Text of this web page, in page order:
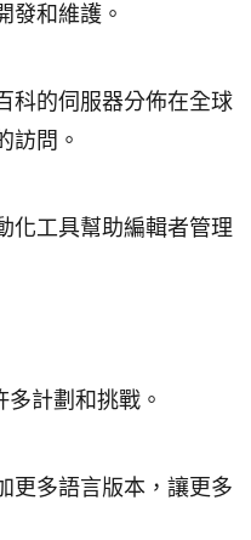
發和維護。
科的伺服器分佈在全球
訪問。
化工具幫助編輯者管理
計劃和挑戰。
更多語言版本，讓更多